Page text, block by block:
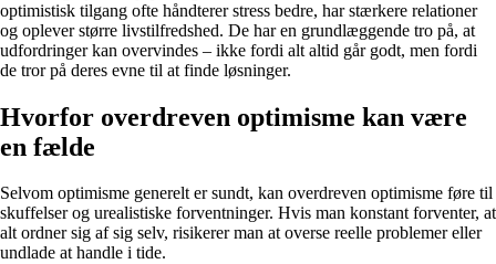
optimistisk tilgang ofte håndterer stress bedre, har stærkere relationer
og oplever større livstilfredshed. De har en grundlæggende tro på, at
udfordringer kan overvindes – ikke fordi alt altid går godt, men fordi
de tror på deres evne til at finde løsninger.
Hvorfor overdreven optimisme kan være
en fælde
Selvom optimisme generelt er sundt, kan overdreven optimisme føre til
skuffelser og urealistiske forventninger. Hvis man konstant forventer, at
alt ordner sig af sig selv, risikerer man at overse reelle problemer eller
undlade at handle i tide.